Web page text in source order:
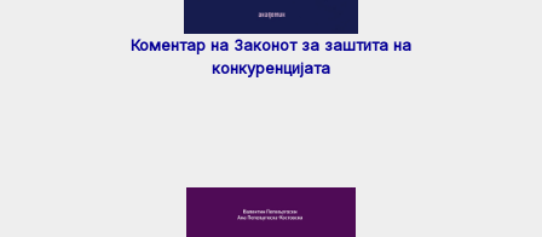
Коментар на Законот за заштита на
конкуренцијата